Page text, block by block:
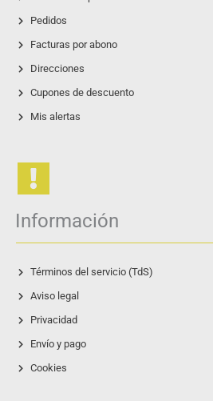
Pedidos
Facturas por abono
Direcciones
Cupones de descuento
Mis alertas
Información
Términos del servicio (TdS)
Aviso legal
Privacidad
Envío y pago
Cookies